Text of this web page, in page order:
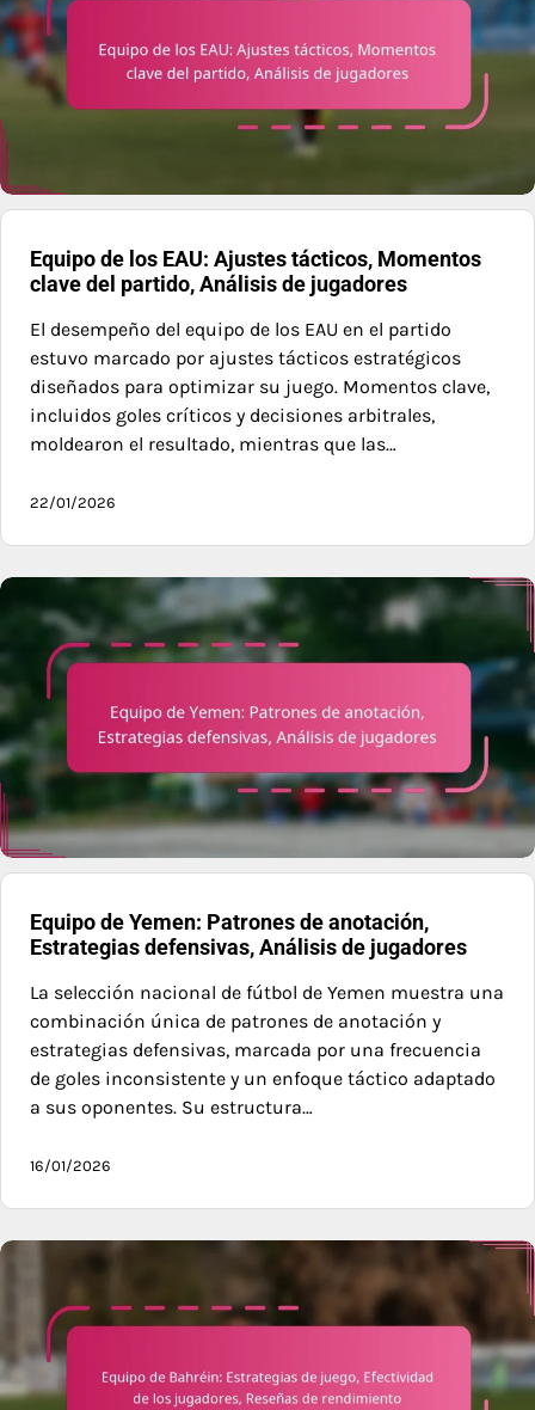
Equipo de los EAU: Ajustes tácticos, Momentos
clave del partido, Análisis de jugadores
El desempeño del equipo de los EAU en el partido
estuvo marcado por ajustes tácticos estratégicos
diseñados para optimizar su juego. Momentos clave,
incluidos goles críticos y decisiones arbitrales,
moldearon el resultado, mientras que las…
22/01/2026
Equipo de Yemen: Patrones de anotación,
Estrategias defensivas, Análisis de jugadores
La selección nacional de fútbol de Yemen muestra una
combinación única de patrones de anotación y
estrategias defensivas, marcada por una frecuencia
de goles inconsistente y un enfoque táctico adaptado
a sus oponentes. Su estructura…
16/01/2026